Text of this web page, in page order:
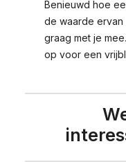
Benieuwd hoe
de waarde
graag met je
op voor een